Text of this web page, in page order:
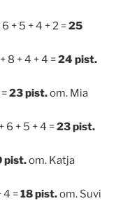
6 + 5 + 4 + 2 =25
8 + 4 + 4 =24 pist.
23 pist.om. Mia
6 + 5 + 4 =23 pist.
pist.om. Katja
4 =18 pist.om. Suvi